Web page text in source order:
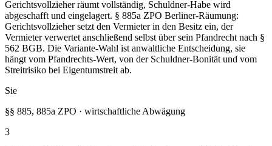
Gerichtsvollzieher räumt vollständig, Schuldner-Habe wird
abgeschafft und eingelagert. § 885a ZPO Berliner-Räumung:
Gerichtsvollzieher setzt den Vermieter in den Besitz ein, der
Vermieter verwertet anschließend selbst über sein Pfandrecht nach §
562 BGB. Die Variante-Wahl ist anwaltliche Entscheidung, sie
hängt vom Pfandrechts-Wert, von der Schuldner-Bonität und vom
Streitrisiko bei Eigentumstreit ab.
Sie
§§ 885, 885a ZPO · wirtschaftliche Abwägung
3